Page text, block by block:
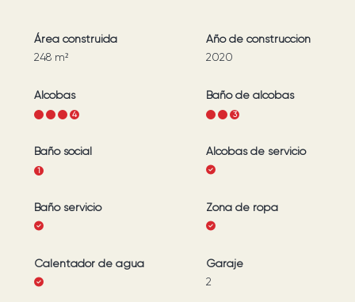
Área construida
248m²
Año de construcción
2020
Alcobas
4
Baño de alcobas
3
Baño social
1
Alcobas de servicio
Baño servicio Zona de ropa
Calentador de agua
Garaje
2